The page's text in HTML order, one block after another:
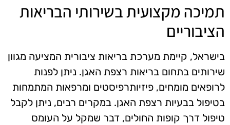
תמיכה מקצועית בשירותי הבריאות
הציבוריים
בישראל, קיימת מערכת בריאות ציבורית המציעה מגוון
שירותים בתחום בריאות רצפת האגן. ניתן לפנות
לרופאים מומחים, פיזיותרפיסטים ומרפאות המתמחות
בטיפול בבעיות רצפת האגן. במקרים רבים, ניתן לקבל
טיפול דרך קופות החולים, דבר שמקל על העומס